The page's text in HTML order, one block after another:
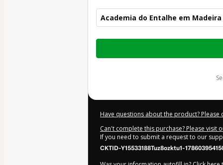
Academia do Entalhe em Madeira
Total
Have questions about the product? Please
Can't complete this purchase? Please visit
If you need to submit a request to our
CKTID-Y15533188Tuz8ozktu1-